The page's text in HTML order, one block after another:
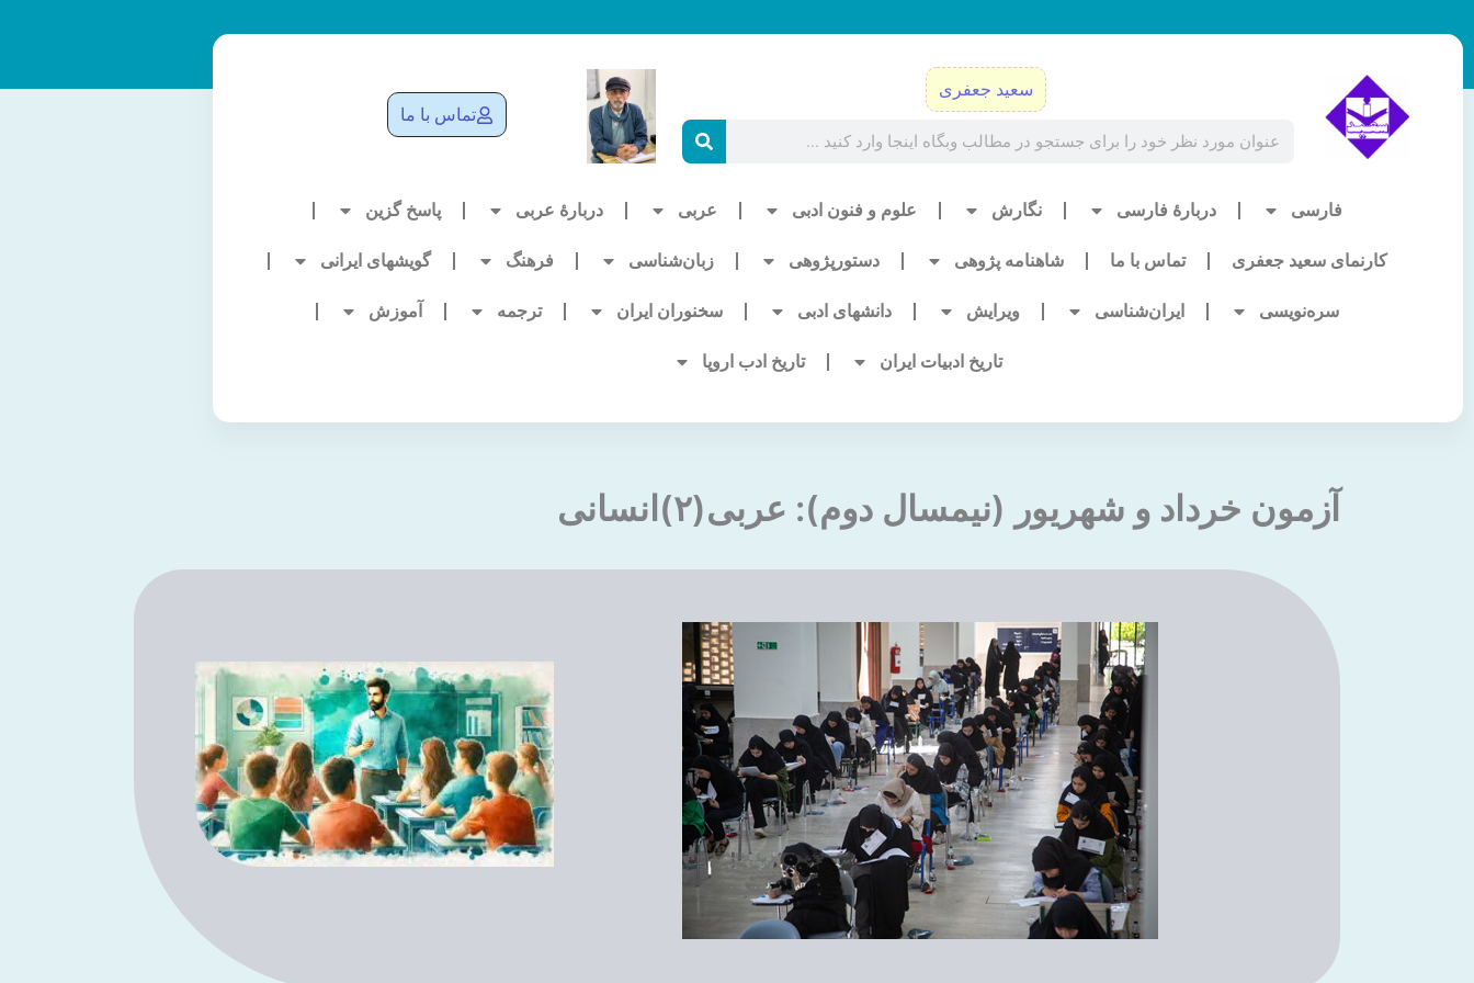
به
سعید جعفری
تماس با ما
فارسی دربارۀ فارسی نگارش علوم و فنون ادبی عربی دربارۀ عربی پاسخ گزین
کارنمای سعید جعفری تماس با ما شاهنامه پژوهی دستورپژوهی زبان‌شناسی فرهنگ گویشهای ایرانی
سره‌نویسی ایران‌شناسی ویرایش دانشهای ادبی سخنوران ایران ترجمه آموزش
تاریخ ادبیات ایران تاریخ ادب اروپا
آزمون خرداد و شهریور (نیمسال دوم): عربی(۲)انسانی